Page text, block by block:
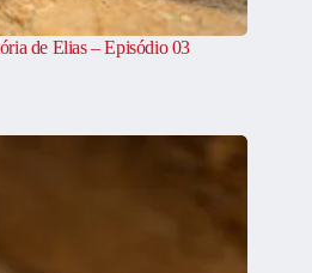
de Elias – Episódio 03